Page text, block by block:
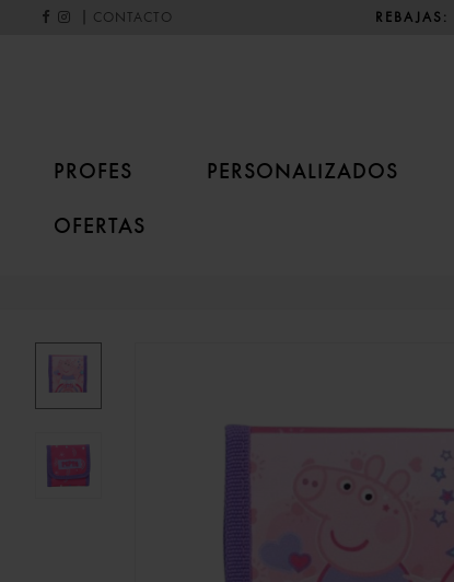
CONTACTO REBAJAS:
PROFES PERSONALIZADOS
OFERTAS